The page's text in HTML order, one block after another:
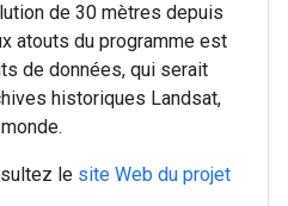
de 30 mètres depuis
atouts du programme est
de données, qui serait
historiques Landsat,
le site Web du projet